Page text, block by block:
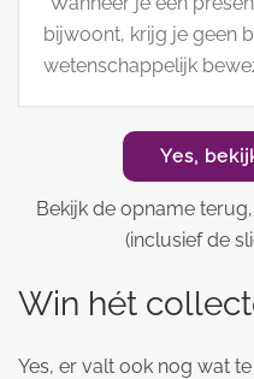
bijwoont, krijg je geen
wetenschappelijk
Yes,
Bekijk de opname
(inclusief de
Win hét
Yes, er valt ook nog wat